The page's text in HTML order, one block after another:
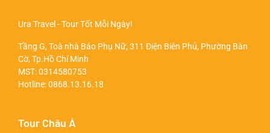
Ura Travel - Tour Tốt Mỗi Ngày!
Tầng G, Toà nhà Báo Phụ Nữ, 311 Điện Biên Phủ, Phường Bàn
Cờ, Tp.Hồ Chí Minh
MST: 0314580753
Hotline:0868.13.16.18
Tour Châu Á